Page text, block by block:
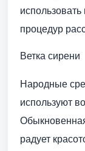
процедур
Ветка сирени
Народные
используют
радует